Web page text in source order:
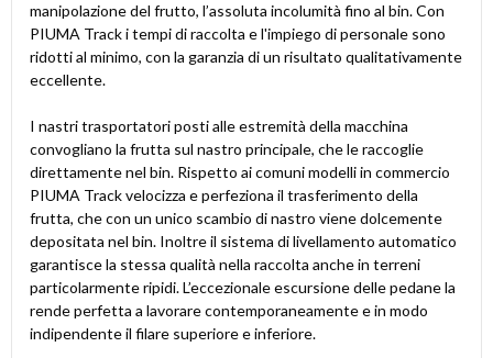
manipolazione del frutto, l’assoluta incolumità fino al bin. Con
PIUMA Track i tempi di raccolta e l'impiego di personale sono
ridotti al minimo, con la garanzia di un risultato qualitativamente
eccellente.
I nastri trasportatori posti alle estremità della macchina
convogliano la frutta sul nastro principale, che le raccoglie
direttamente nel bin. Rispetto ai comuni modelli in commercio
PIUMA Track velocizza e perfeziona il trasferimento della
frutta, che con un unico scambio di nastro viene dolcemente
depositata nel bin. Inoltre il sistema di livellamento automatico
garantisce la stessa qualità nella raccolta anche in terreni
particolarmente ripidi. L’eccezionale escursione delle pedane la
rende perfetta a lavorare contemporaneamente e in modo
indipendente il filare superiore e inferiore.